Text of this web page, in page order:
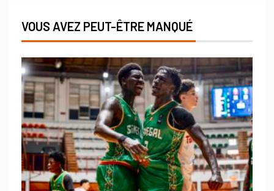
VOUS AVEZ PEUT-ÊTRE MANQUÉ